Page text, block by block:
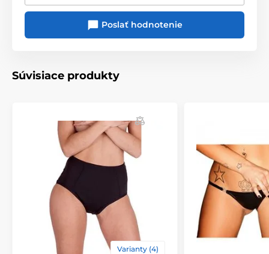
Poslať hodnotenie
Súvisiace produkty
Varianty (4)